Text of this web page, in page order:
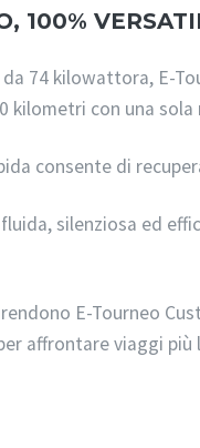
100%
74 kilowattora, E-
kilometri con una sola
consente di
fluida, silenziosa ed
E-Tourneo
affrontare viaggi più